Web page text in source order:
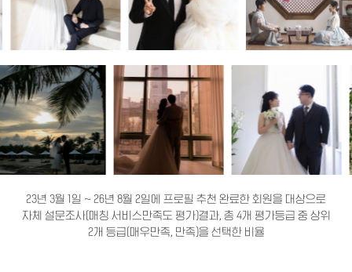
23년 3월 1일 ~ 26년 8월 2일에 프로필 추천 완료한 회원을 대상으로
자체 설문조사(매칭 서비스만족도 평가)결과, 총 4개 평가등급 중 상위
2개 등급(매우만족, 만족)을 선택한 비율